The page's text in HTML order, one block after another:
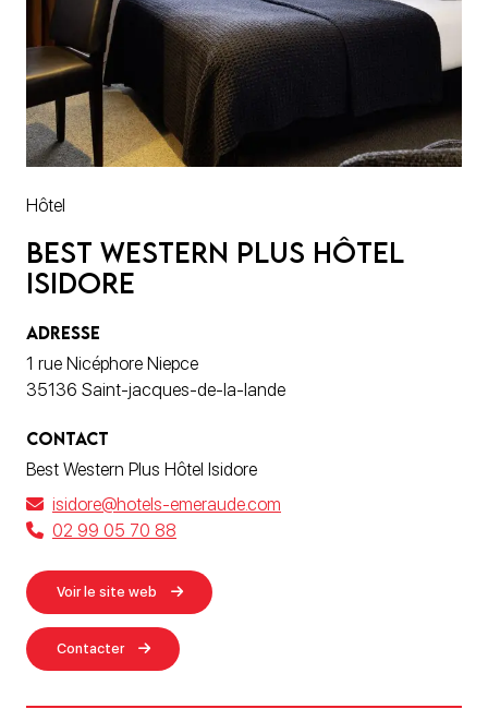
Hôtel
Best Western Plus Hôtel
Isidore
ADRESSE
1 rue Nicéphore Niepce
35136 Saint-jacques-de-la-lande
CONTACT
Best Western Plus Hôtel Isidore
isidore@hotels-emeraude.com
02 99 05 70 88
Voir le site web
Contacter